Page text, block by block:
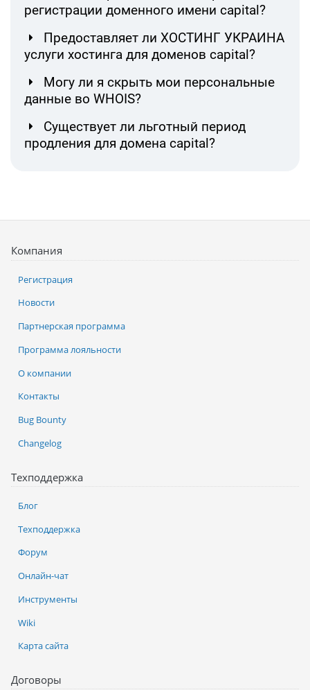
регистрации доменного имени capital?
Предоставляет ли ХОСТИНГ УКРАИНА
услуги хостинга для доменов capital?
Могу ли я скрыть мои персональные
данные во WHOIS?
Существует ли льготный период
продления для домена capital?
Компания
Регистрация
Новости
Партнерская программа
Программа лояльности
О компании
Контакты
Bug Bounty
Changelog
Техподдержка
Блог
Техподдержка
Форум
Онлайн-чат
Инструменты
Wiki
Карта сайта
Договоры